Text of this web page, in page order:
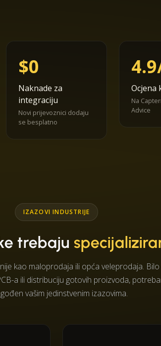
$0
Naknade za
integraciju
Novi prijevoznici dodaju
se besplatno
Ocjena
Na
Advice
IZAZOVI INDUSTRIJE
trebaju
kao maloprodaja ili opća veleprodaja.
a ili distribuciju gotovih proizvoda,
vašim jedinstvenim izazovima.